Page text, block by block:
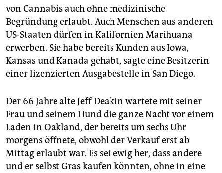
von Cannabis auch ohne medizinische
Begründung erlaubt. Auch Menschen aus anderen
US-Staaten dürfen in Kalifornien Marihuana
erwerben. Sie habe bereits Kunden aus Iowa,
Kansas und Kanada gehabt, sagte eine Besitzerin
einer lizenzierten Ausgabestelle in San Diego.
Der 66 Jahre alte Jeff Deakin wartete mit seiner
Frau und seinem Hund die ganze Nacht vor einem
Laden in Oakland, der bereits um sechs Uhr
morgens öffnete, obwohl der Verkauf erst ab
Mittag erlaubt war. Es sei ewig her, dass andere
und er selbst Gras kaufen könnten, ohne in eine